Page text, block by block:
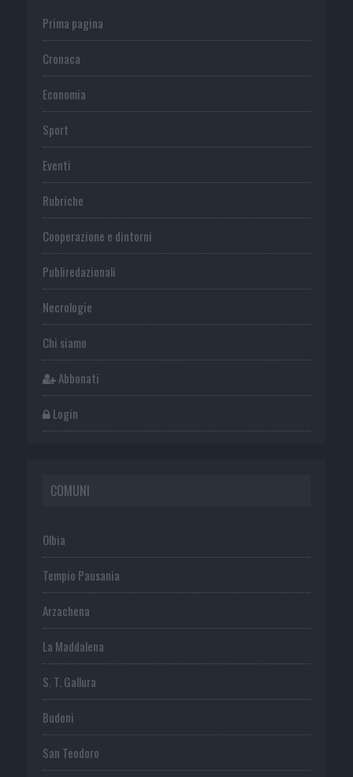
Prima pagina
Cronaca
Economia
Sport
Eventi
Rubriche
Cooperazione e dintorni
Publiredazionali
Necrologie
Chi siamo
Abbonati
Login
COMUNI
Olbia
Tempio Pausania
Arzachena
La Maddalena
S. T. Gallura
Budoni
San Teodoro